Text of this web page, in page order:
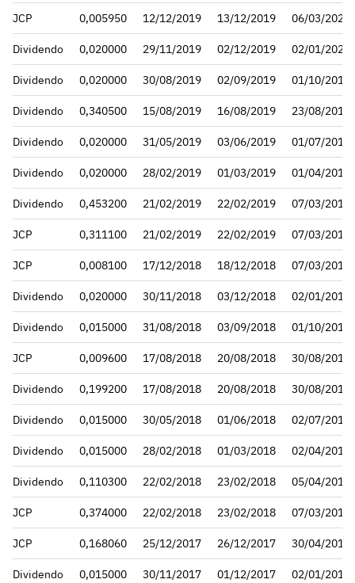
JCP 0,005950 12/12/2019 13/12/2019 06/03/2020
Dividendo 0,020000 29/11/2019 02/12/2019 02/01/2020
Dividendo 0,020000 30/08/2019 02/09/2019 01/10/2019
Dividendo 0,340500 15/08/2019 16/08/2019 23/08/2019
Dividendo 0,020000 31/05/2019 03/06/2019 01/07/2019
Dividendo 0,020000 28/02/2019 01/03/2019 01/04/2019
Dividendo 0,453200 21/02/2019 22/02/2019 07/03/2019
JCP 0,311100 21/02/2019 22/02/2019 07/03/2019
JCP 0,008100 17/12/2018 18/12/2018 07/03/2019
Dividendo 0,020000 30/11/2018 03/12/2018 02/01/2019
Dividendo 0,015000 31/08/2018 03/09/2018 01/10/2018
JCP 0,009600 17/08/2018 20/08/2018 30/08/2018
Dividendo 0,199200 17/08/2018 20/08/2018 30/08/2018
Dividendo 0,015000 30/05/2018 01/06/2018 02/07/2018
Dividendo 0,015000 28/02/2018 01/03/2018 02/04/2018
Dividendo 0,110300 22/02/2018 23/02/2018 05/04/2018
JCP 0,374000 22/02/2018 23/02/2018 07/03/2018
JCP 0,168060 25/12/2017 26/12/2017 30/04/2018
Dividendo 0,015000 30/11/2017 01/12/2017 02/01/2018